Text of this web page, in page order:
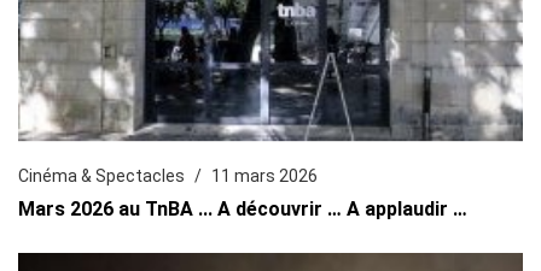
Cinéma & Spectacles 11 mars 2026
Mars 2026 au TnBA ... A découvrir … A applaudir …